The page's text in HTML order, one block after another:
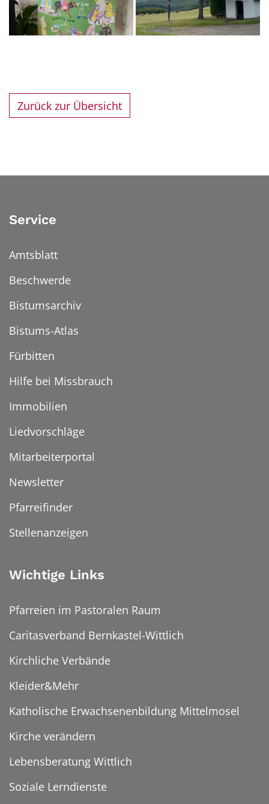
Zurück zur Übersicht
Service
Amtsblatt
Beschwerde
Bistumsarchiv
Bistums-Atlas
Fürbitten
Hilfe bei Missbrauch
Immobilien
Liedvorschläge
Mitarbeiterportal
Newsletter
Pfarreifinder
Stellenanzeigen
Wichtige Links
Pfarreien im Pastoralen Raum
Caritasverband Bernkastel-Wittlich
Kirchliche Verbände
Kleider&Mehr
Katholische Erwachsenenbildung Mittelmosel
Kirche verändern
Lebensberatung Wittlich
Soziale Lerndienste